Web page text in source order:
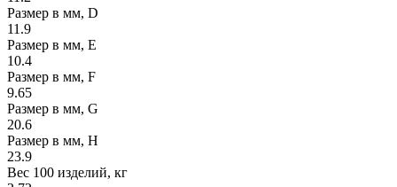
Размер в мм, D
11.9
Размер в мм, E
10.4
Размер в мм, F
9.65
Размер в мм, G
20.6
Размер в мм, H
23.9
Вес 100 изделий, кг